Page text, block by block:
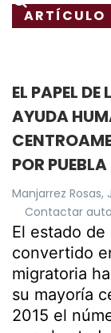
ARTÍCULO
EL PAPEL DE
AYUDA
POR PUEBLA
Manjarrez Rosas,
Contactar
El estado
convertido
migratoria
su mayoría
2015 el